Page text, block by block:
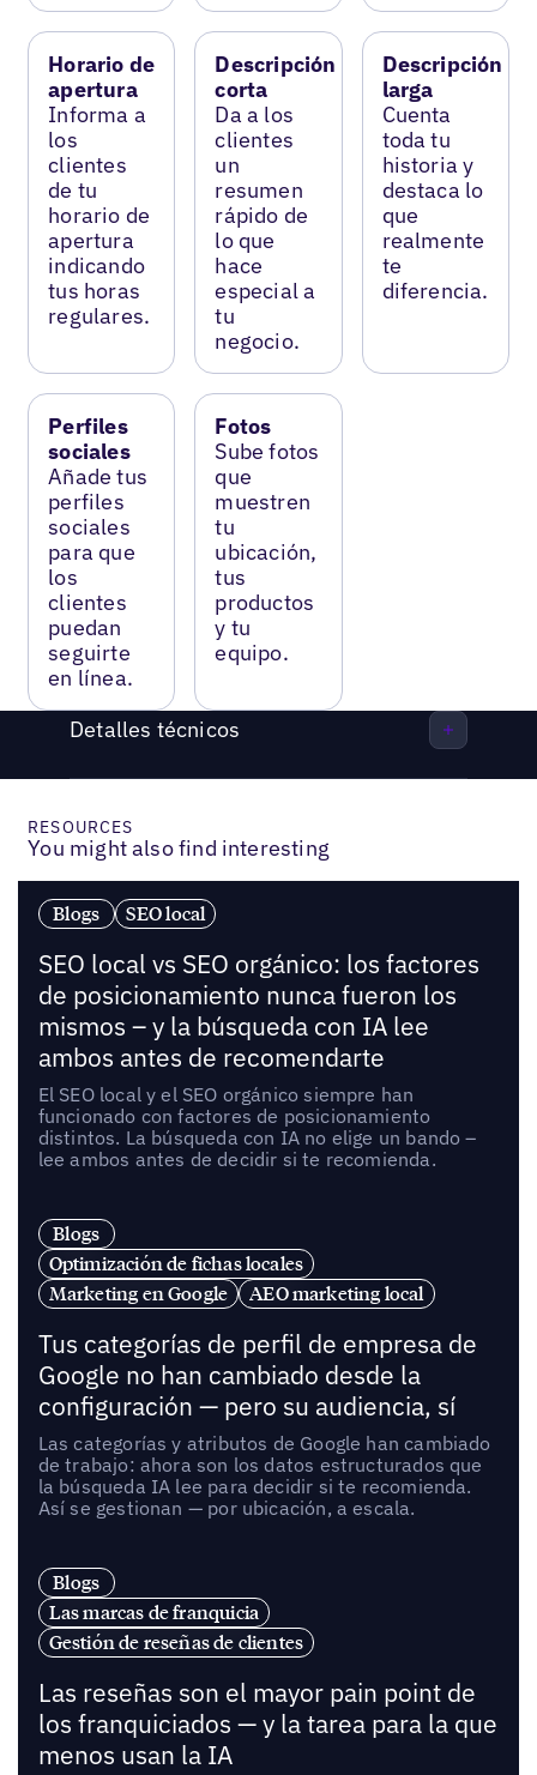
Horario de
apertura
Informa a
los
clientes
de tu
horario de
apertura
indicando
tus horas
regulares.
Descripción
corta
Da a los
clientes
un
resumen
rápido de
lo que
hace
especial a
tu
negocio.
Descripción
larga
Cuenta
toda tu
historia y
destaca lo
que
realmente
te
diferencia.
Perfiles
sociales
Añade tus
perfiles
sociales
para que
los
clientes
puedan
seguirte
en línea.
Fotos
Sube fotos
que
muestren
tu
ubicación,
tus
productos
y tu
equipo.
Detalles técnicos
RESOURCES
You might also find interesting
Blogs SEO local
SEO local vs SEO orgánico: los factores
de posicionamiento nunca fueron los
mismos – y la búsqueda con IA lee
ambos antes de recomendarte
El SEO local y el SEO orgánico siempre han
funcionado con factores de posicionamiento
distintos. La búsqueda con IA no elige un bando –
lee ambos antes de decidir si te recomienda.
Blogs
Optimización de fichas locales
Marketing en Google
AEO marketing local
Tus categorías de perfil de empresa de
Google no han cambiado desde la
configuración — pero su audiencia, sí
Las categorías y atributos de Google han cambiado
de trabajo: ahora son los datos estructurados que
la búsqueda IA lee para decidir si te recomienda.
Así se gestionan — por ubicación, a escala.
Blogs
Las marcas de franquicia
Gestión de reseñas de clientes
Las reseñas son el mayor pain point de
los franquiciados — y la tarea para la que
menos usan la IA